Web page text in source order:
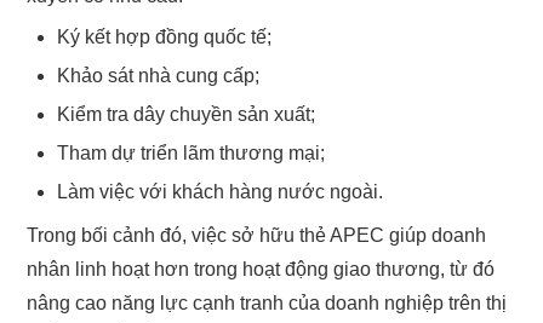
Ký kết hợp đồng quốc tế;
Khảo sát nhà cung cấp;
Kiểm tra dây chuyền sản xuất;
Tham dự triển lãm thương mại;
Làm việc với khách hàng nước ngoài.
Trong bối cảnh đó, việc sở hữu thẻ APEC giúp doanh
nhân linh hoạt hơn trong hoạt động giao thương, từ đó
nâng cao năng lực cạnh tranh của doanh nghiệp trên thị